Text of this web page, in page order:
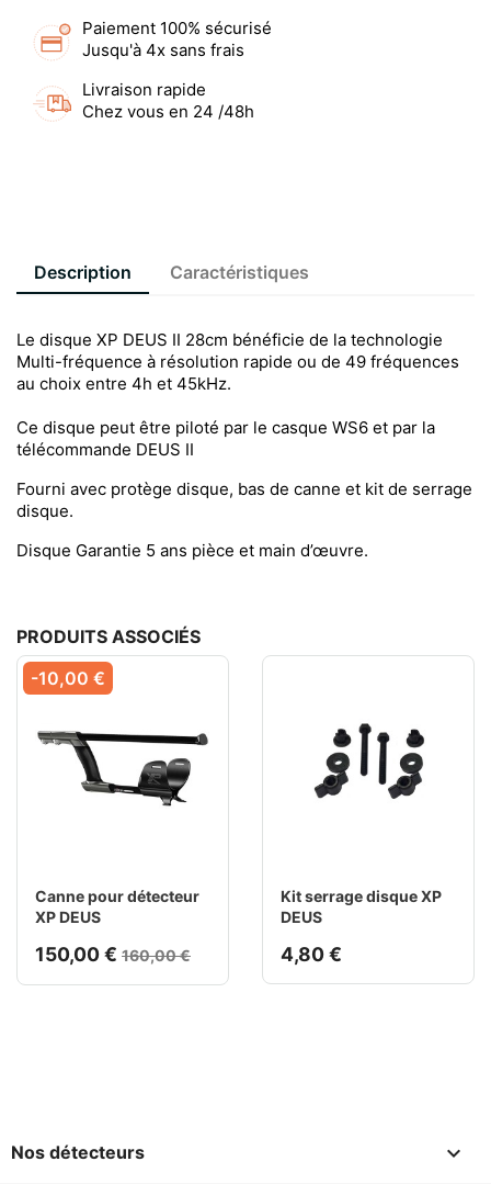
Paiement 100% sécurisé
Jusqu'à 4x sans frais
Livraison rapide
Chez vous en 24 /48h
Description Caractéristiques
Le disque XP DEUS II 28cm bénéficie de la technologie
Multi-fréquence à résolution rapide ou de 49 fréquences
au choix entre 4h et 45kHz.
Ce disque peut être piloté par le casque WS6 et par la
télécommande DEUS II
Fourni avec protège disque, bas de canne et kit de serrage
disque.
Disque Garantie 5 ans pièce et main d’œuvre.
PRODUITS ASSOCIÉS
Canne pour détecteur
XP DEUS
150,00 € 160,00 €
-10,00 €
Kit serrage disque XP
DEUS
4,80 €
Nos détecteurs 